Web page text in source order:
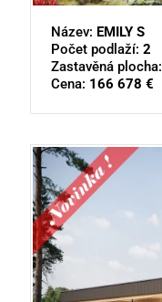
Název: EMILY S
Počet podlaží: 2
Zastavěná plocha:
Cena: 166 678 €